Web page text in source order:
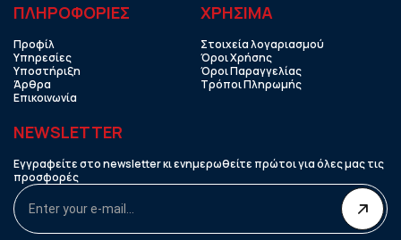
ΠΛΗΡΟΦΟΡΙΕΣ
Προφίλ
Υπηρεσίες
Υποστήριξη
Άρθρα
Επικοινωνία
ΧΡHΣΙΜΑ
Στοιχεία λογαριασμού
Όροι Χρήσης
Όροι Παραγγελίας
Τρόποι Πληρωμής
NEWSLETTER
Εγγραφείτε στο newsletter κι ενημερωθείτε πρώτοι για όλες μας τις
προσφορές